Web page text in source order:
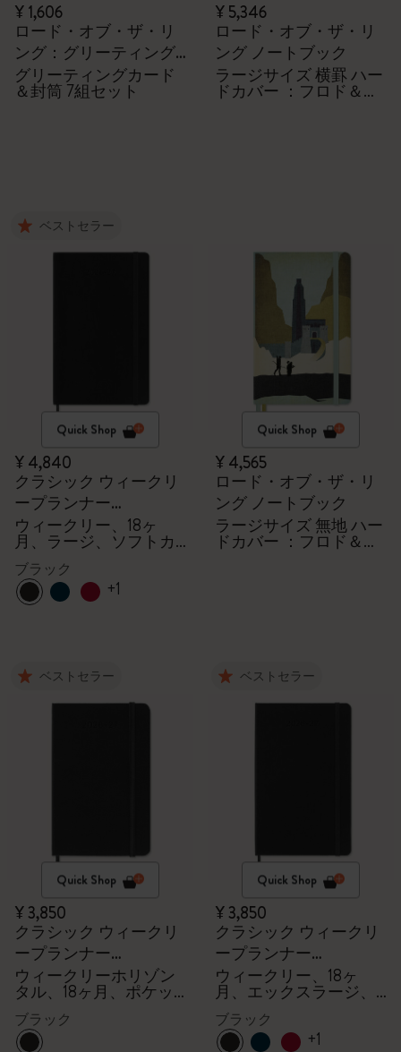
¥ 1,606
ロード・オブ・ザ・リ
ング：グリーティング
カード セット
グリーティングカード
＆封筒 7組セット
¥ 5,346
ロード・オブ・ザ・リ
ング ノートブック
ラージサイズ 横罫 ハー
ドカバー ：フロド＆サ
ベストセラー
Quick Shop
¥ 4,840
クラシック ウィークリ
ープランナー
2026/2027
ウィークリー、18ヶ
月、ラージ、ソフトカ
バー
ブラック
+1
Quick Shop
¥ 4,565
ロード・オブ・ザ・リ
ング ノートブック
ラージサイズ 無地 ハー
ドカバー ：フロド＆サ
ベストセラー
Quick Shop
¥ 3,850
クラシック ウィークリ
ープランナー
2026/2027
ウィークリーホリゾン
タル、18ヶ月、ポケッ
ト、ハードカバー
ブラック
ベストセラー
Quick Shop
¥ 3,850
クラシック ウィークリ
ープランナー
2026/2027
ウィークリー、18ヶ
月、エックスラージ、
ハードカバー
ブラック
+1